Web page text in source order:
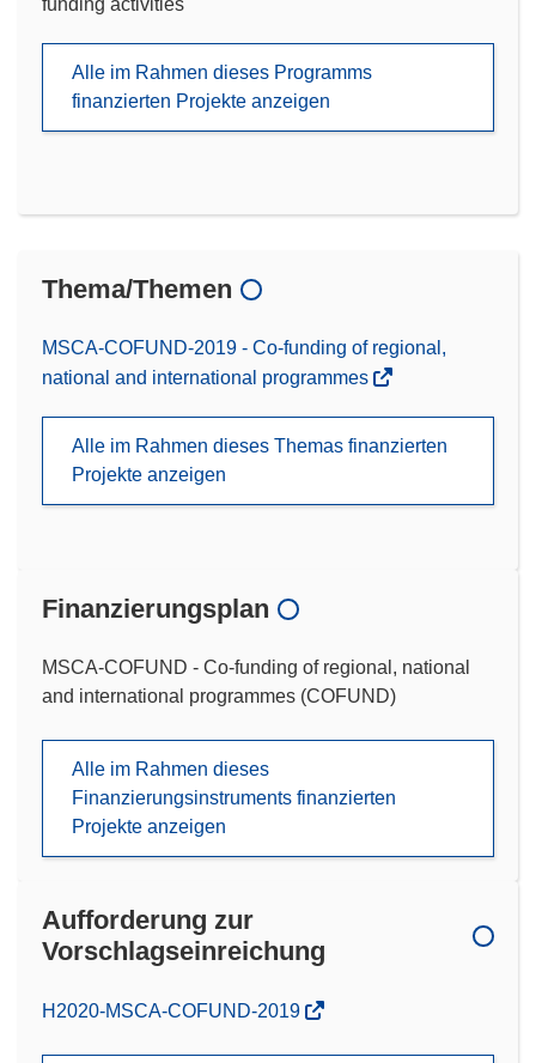
Alle im Rahmen dieses Programms
finanzierten Projekte anzeigen
Thema/Themen
MSCA-COFUND-2019 - Co-funding of regional,
national and international programmes
Alle im Rahmen dieses Themas finanzierten
Projekte anzeigen
Finanzierungsplan
MSCA-COFUND - Co-funding of regional, national
and international programmes (COFUND)
Alle im Rahmen dieses
Finanzierungsinstruments finanzierten
Projekte anzeigen
Aufforderung zur
Vorschlagseinreichung
(öffnet
H2020-MSCA-COFUND-2019